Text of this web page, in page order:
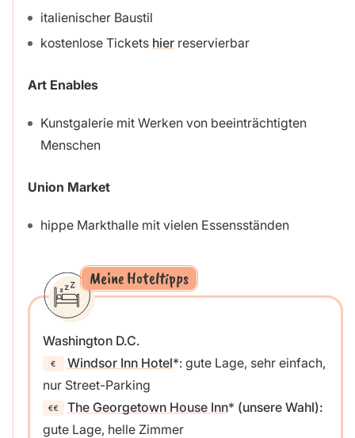
italienischer Baustil
kostenlose Tickets hierreservierbar
Art Enables
Kunstgalerie mit Werken von beeinträchtigten
Menschen
Union Market
hippe Markthalle mit vielen Essensständen
Meine Hoteltipps
Washington D.C.
Windsor Inn Hotel : gute Lage, sehr einfach,
nur Street-Parking
The Georgetown House Inn
(unsere Wahl):
gute Lage, helle Zimmer